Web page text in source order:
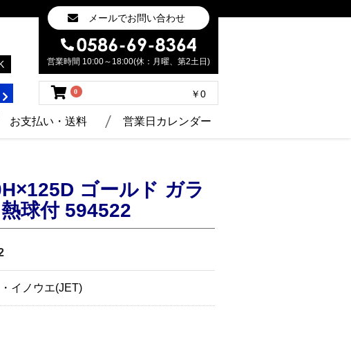
メールでお問い合わせ
営業時間 10:00～18:00(休：月曜、第2土日)
0 ￥0
お支払い・送料 営業日カレンダー
ゴールド ガラ
球付 594522
イノウエ(JET)